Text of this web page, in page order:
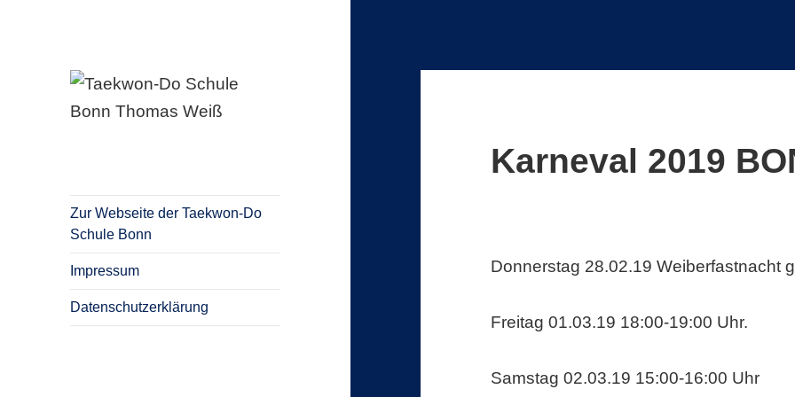
Thomas Weiß
Zur Webseite der Taekwon-Do
Schule Bonn
Impressum
Datenschutzerklärung
Karneval 2019
Donnerstag 28.02.19 Weiberfastnacht
Freitag 01.03.19 18:00-19:00 Uhr.
Samstag 02.03.19 15:00-16:00 Uhr